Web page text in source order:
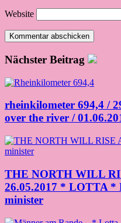
Website
Nächster Beitrag
rheinkilometer 694,4 /
over the river /
THE NORTH WILL
26.05.2017 * LOTTA
minister